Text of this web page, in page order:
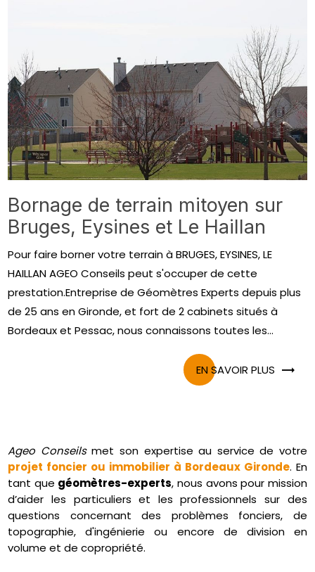
Bornage de terrain mitoyen sur
Bruges, Eysines et Le Haillan
Pour faire borner votre terrain à BRUGES, EYSINES, LE
HAILLAN AGEO Conseils peut s'occuper de cette
prestation.Entreprise de Géomètres Experts depuis plus
de 25 ans en Gironde, et fort de 2 cabinets situés à
Bordeaux et Pessac, nous connaissons toutes les...
EN SAVOIR PLUS
Ageo Conseilsmet son expertise au service de votre
projet foncier ou immobilier à Bordeaux Gironde. En
tant que géomètres-experts, nous avons pour mission
d’aider les particuliers et les professionnels sur des
questions concernant des problèmes fonciers, de
topographie, d'ingénierie ou encore de division en
volume et de copropriété.